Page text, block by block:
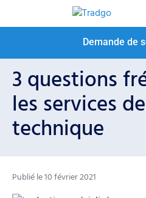
Demande de
3 questions
les services
technique
Publié le10 février 2021